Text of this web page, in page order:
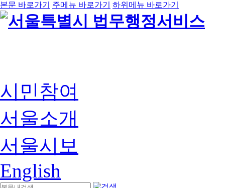
본문 바로가기 주메뉴 바로가기 하위메뉴 바로가기
시민참여
서울소개
서울시보
English